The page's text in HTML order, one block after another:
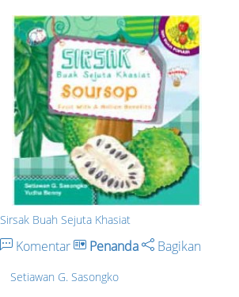
Sirsak Buah Sejuta Khasiat
Komentar Penanda Bagikan
Setiawan G. Sasongko